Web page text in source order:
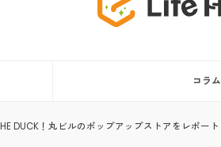
コラム
DUCK！丸ビルのポップアップストアをレポート